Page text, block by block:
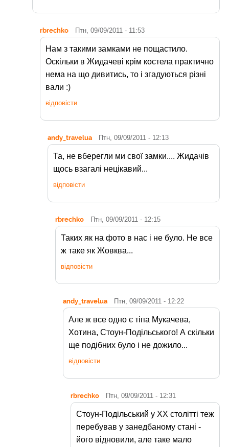
rbrechko Птн, 09/09/2011 - 11:53
Нам з такими замками не пощастило.
Оскільки в Жидачеві крім костела практично
нема на що дивитись, то і згадуються різні
вали :)
відповісти
andy_travelua Птн, 09/09/2011 - 12:13
Та, не вберегли ми свої замки.... Жидачів
щось взагалі нецікавий...
відповісти
rbrechko Птн, 09/09/2011 - 12:15
Таких як на фото в нас і не було. Не все
ж таке як Жовква...
відповісти
andy_travelua Птн, 09/09/2011 - 12:22
Але ж все одно є тіпа Мукачева,
Хотина, Стоун-Подільського! А скільки
ще подібних було і не дожило...
відповісти
rbrechko Птн, 09/09/2011 - 12:31
Стоун-Подільський у ХХ столітті теж
перебував у занедбаному стані -
його відновили, але таке мало